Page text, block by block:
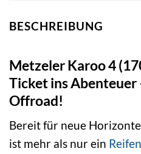
BESCHREIBUNG
Metzeler Karoo 4
Ticket ins Abenteuer
Offroad!
Bereit für neue
ist mehr als nur ein Reifen